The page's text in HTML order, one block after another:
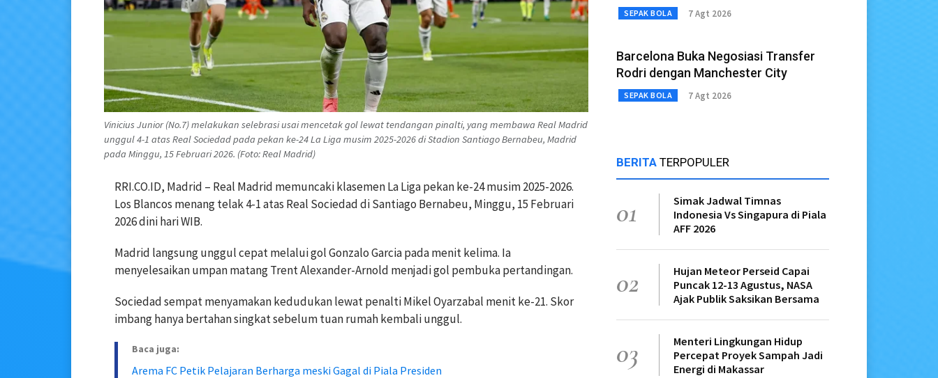
Vinicius Junior (No.7) melakukan selebrasi usai mencetak gol lewat tendangan pinalti, yang membawa Real Madrid
unggul 4-1 atas Real Sociedad pada pekan ke-24 La Liga musim 2025-2026 di Stadion Santiago Bernabeu, Madrid
pada Minggu, 15 Februari 2026. (Foto: Real Madrid)
RRI.CO.ID, Madrid – Real Madrid memuncaki klasemen La Liga pekan ke-24 musim 2025-2026.
Los Blancos menang telak 4-1 atas Real Sociedad di Santiago Bernabeu, Minggu, 15 Februari
2026 dini hari WIB.
Madrid langsung unggul cepat melalui gol Gonzalo Garcia pada menit kelima. Ia
menyelesaikan umpan matang Trent Alexander-Arnold menjadi gol pembuka pertandingan.
Sociedad sempat menyamakan kedudukan lewat penalti Mikel Oyarzabal menit ke-21. Skor
imbang hanya bertahan singkat sebelum tuan rumah kembali unggul.
Baca juga:
Arema FC Petik Pelajaran Berharga meski Gagal di Piala Presiden
SEPAK BOLA 7 Agt 2026
Barcelona Buka Negosiasi Transfer
Rodri dengan Manchester City
SEPAK BOLA 7 Agt 2026
BERITA TERPOPULER
01
Simak Jadwal Timnas
Indonesia Vs Singapura di Piala
AFF 2026
02
Hujan Meteor Perseid Capai
Puncak 12-13 Agustus, NASA
Ajak Publik Saksikan Bersama
03
Menteri Lingkungan Hidup
Percepat Proyek Sampah Jadi
Energi di Makassar